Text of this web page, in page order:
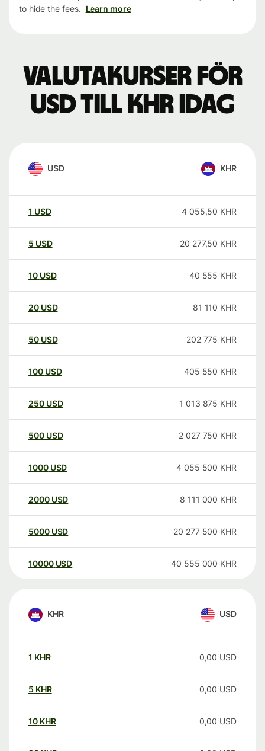
to hide the fees. Learn more
Valutakurser för
USD till KHR idag
USD KHR
1 USD 4 055,50 KHR
5 USD 20 277,50 KHR
10 USD 40 555 KHR
20 USD 81 110 KHR
50 USD 202 775 KHR
100 USD 405 550 KHR
250 USD 1 013 875 KHR
500 USD 2 027 750 KHR
1000 USD 4 055 500 KHR
2000 USD 8 111 000 KHR
5000 USD 20 277 500 KHR
10000 USD 40 555 000 KHR
KHR USD
1 KHR 0,00 USD
5 KHR 0,00 USD
10 KHR 0,00 USD